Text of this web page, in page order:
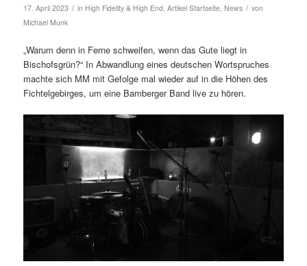
17. April 2023 / in High Fidelity & High End, Artikel Startseite, News / von
Michael Munk
„Warum denn in Ferne schweifen, wenn das Gute liegt in
Bischofsgrün?“ In Abwandlung eines deutschen Wortspruches
machte sich MM mit Gefolge mal wieder auf in die Höhen des
Fichtelgebirges, um eine Bamberger Band live zu hören.